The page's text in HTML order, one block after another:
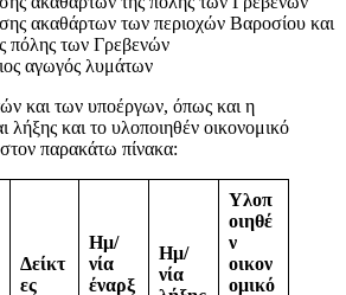
ακαθάρτων των περιοχών Βαροσίου και
πόλης των Γρεβενών
αγωγός λυμάτων
και των υποέργων, όπως και η
λήξης και το υλοποιηθέν οικονομικό
στον παρακάτω πίνακα:
Δείκτ
ες
Ημ/
νία
έναρξ
Ημ/
νία
Υλοπ
οιηθέ
ν
οικον
ομικό